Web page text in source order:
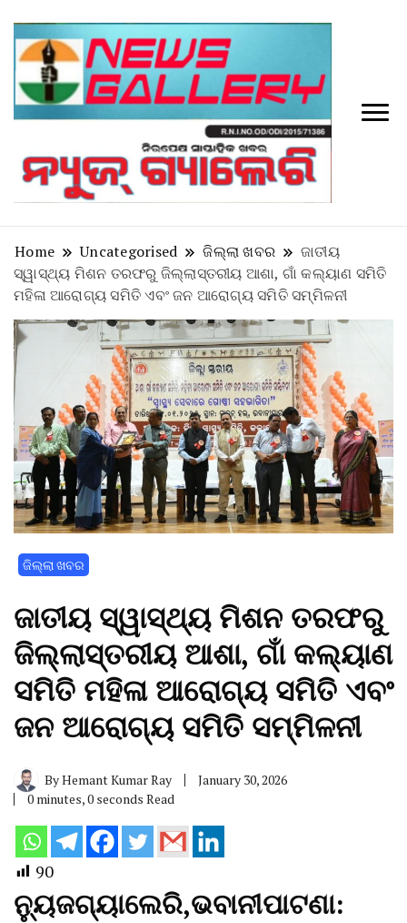
Home Uncategorised ଜିଲ୍ଲା ଖବର
ଜାତୀୟ
ସ୍ୱାସ୍ଥ୍ୟ ମିଶନ ତରଫରୁ ଜିଲ୍ଲାସ୍ତରୀୟ ଆଶା, ଗାଁ କଲ୍ୟାଣ ସମିତି
ମହିଳା ଆରୋଗ୍ୟ ସମିତି ଏବଂ ଜନ ଆରୋଗ୍ୟ ସମିତି ସମ୍ମିଳନୀ
ଜିଲ୍ଲା ଖବର
ଜାତୀୟ ସ୍ୱାସ୍ଥ୍ୟ ମିଶନ ତରଫରୁ
ଜିଲ୍ଲାସ୍ତରୀୟ ଆଶା, ଗାଁ କଲ୍ୟାଣ
ସମିତି ମହିଳା ଆରୋଗ୍ୟ ସମିତି ଏବଂ
ଜନ ଆରୋଗ୍ୟ ସମିତି ସମ୍ମିଳନୀ
ByHemant Kumar Ray
January 30, 2026
0 minutes, 0 seconds Read
90
ନ୍ୟୁଜଗ୍ୟାଲେରି,ଭବାନୀପାଟଣା: